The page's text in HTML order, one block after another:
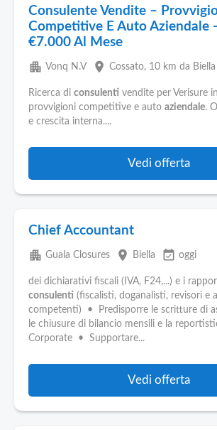
Consulente Vendite –
Competitive E Auto Aziendale
€7.000 Al Mese
apartment Vonq N.V place Cossato, 10 km da Biella
Ricerca di consulenti vendite per Verisure
provvigioni competitive e auto aziendale.
e crescita interna....
Vedi offerta
Chief Accountant
apartment Guala Closures place Biella event_available oggi
dei dichiarativi fiscali (IVA, F24,...) e i
consulenti (fiscalisti, doganalisti, revisori e
competenti) • Predisporre le scritture di
le chiusure di bilancio mensili e la
Corporate • Supportare...
Vedi offerta